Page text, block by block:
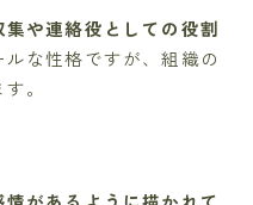
集や連絡役としての役割
ルな性格ですが、組織の
。